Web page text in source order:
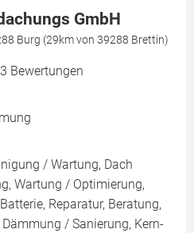
GmbH
Burg (29km von 39288 Brettin)
Bewertungen
/ Wartung, Dach
Wartung / Optimierung,
Reparatur, Beratung,
/ Sanierung, Kern-